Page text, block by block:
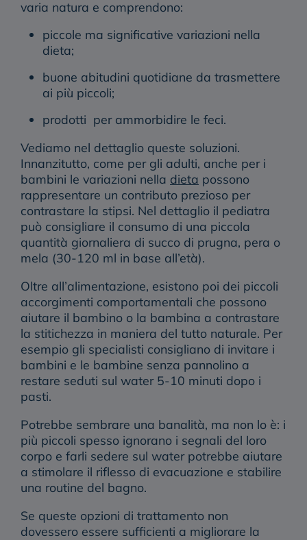
varia natura e comprendono:
piccole ma significative variazioni nella
dieta;
buone abitudini quotidiane da trasmettere
ai più piccoli;
prodotti per ammorbidire le feci.
Vediamo nel dettaglio queste soluzioni.
Innanzitutto, come per gli adulti, anche per i
bambini le variazioni nella dieta possono
rappresentare un contributo prezioso per
contrastare la stipsi. Nel dettaglio il pediatra
può consigliare il consumo di una piccola
quantità giornaliera di succo di prugna, pera o
mela (30-120 ml in base all’età).
Oltre all’alimentazione, esistono poi dei piccoli
accorgimenti comportamentali che possono
aiutare il bambino o la bambina a contrastare
la stitichezza in maniera del tutto naturale. Per
esempio gli specialisti consigliano di invitare i
bambini e le bambine senza pannolino a
restare seduti sul water 5-10 minuti dopo i
pasti.
Potrebbe sembrare una banalità, ma non lo è: i
più piccoli spesso ignorano i segnali del loro
corpo e farli sedere sul water potrebbe aiutare
a stimolare il riflesso di evacuazione e stabilire
una routine del bagno.
Se queste opzioni di trattamento non
dovessero essere sufficienti a migliorare la